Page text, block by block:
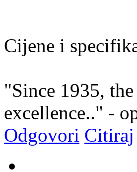
Cijene i
"Since 1935,
excellence.." -
Odgovori Citiraj